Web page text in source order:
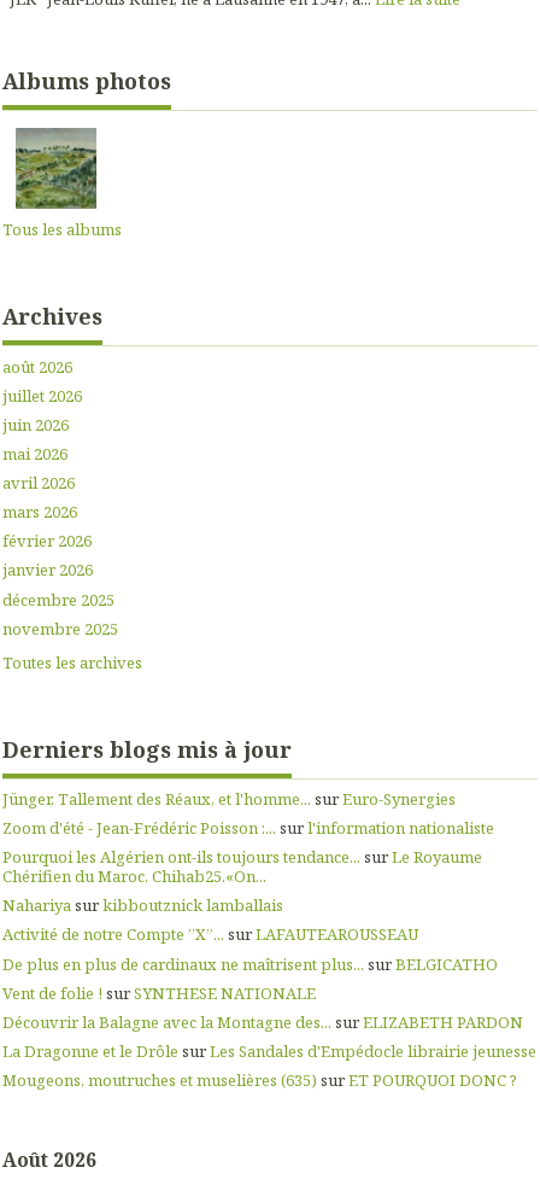
Albums photos
Tous les albums
Archives
août 2026
juillet 2026
juin 2026
mai 2026
avril 2026
mars 2026
février 2026
janvier 2026
décembre 2025
novembre 2025
Toutes les archives
Derniers blogs mis à jour
Jünger, Tallement des Réaux, et l'homme... surEuro-Synergies
Zoom d'été - Jean-Frédéric Poisson :... surl'information nationaliste
Pourquoi les Algérien ont-ils toujours tendance... surLe Royaume
Chérifien du Maroc, Chihab25.«On...
Nahariyasurkibboutznick lamballais
Activité de notre Compte ”X”... surLAFAUTEAROUSSEAU
De plus en plus de cardinaux ne maîtrisent plus... surBELGICATHO
Vent de folie ! surSYNTHESE NATIONALE
Découvrir la Balagne avec la Montagne des... surELIZABETH PARDON
La Dragonne et le Drôle surLes Sandales d'Empédocle librairie jeunesse
Mougeons, moutruches et muselières (635) surET POURQUOI DONC ?
Août 2026